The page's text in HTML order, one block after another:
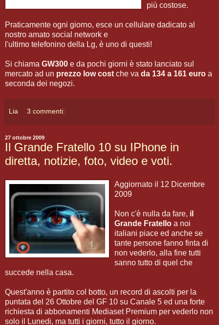
più costose.
Praticamente ogni giorno, esce un cellulare dadicato al
nostro amato social network e
l'ultimo telefonino della Lg, è uno di questi!
Si chiama GW300 e da pochi giorni è stato lanciato sul
mercato ad un prezzo low cost che va da 134 a 161 euro a
seconda dei negozi.
Lia 3 commenti:
27 ottobre 2009
Il Grande Fratello 10 su IPhone in
diretta, notizie, foto, video e voti.
Aggiornato il 12 Dicembre
2009
Non c'è nulla da fare, il
Grande Fratello a noi
italiani piace ed anche se
tante persone fanno finta di
non vederlo, alla fine tutti
sanno tutto di quel che
succede nella casa.
Quest'anno è partito col botto, un record di ascolti per la
puntata del 26 Ottobre del GF 10 su Canale 5 ed una forte
richiesta di abbonamenti Mediaset Premium per vederlo non
solo il Lunedi, ma tutti i giorni, tutto il giorno.